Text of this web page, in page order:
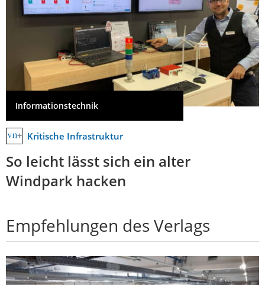
Informationstechnik
Kritische Infrastruktur
So leicht lässt sich ein alter
Windpark hacken
Empfehlungen des Verlags